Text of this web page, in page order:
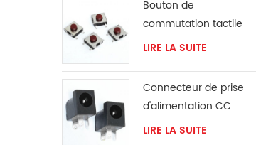
Bouton de
commutation tactile
rouge à montage en
LIRE LA SUITE
Connecteur de prise
d'alimentation CC
LIRE LA SUITE